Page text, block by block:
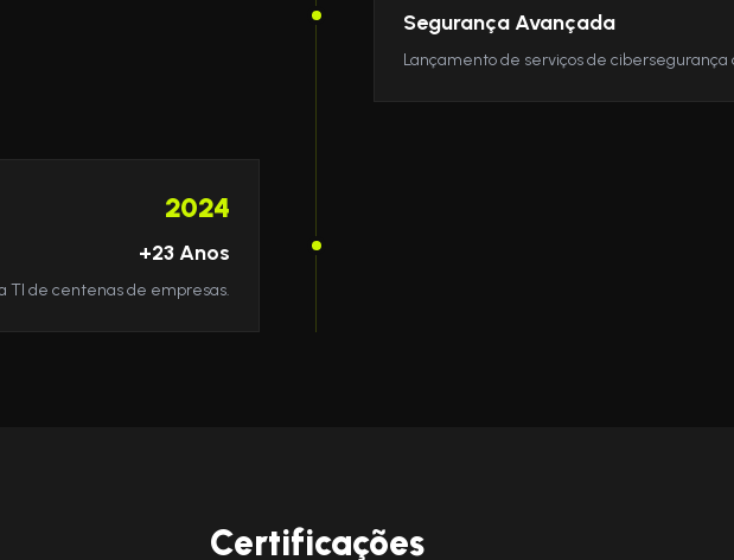
Segurança Avançada
Lançamento de serviços de
2024
+23 Anos
TI de centenas de empresas.
Certificações